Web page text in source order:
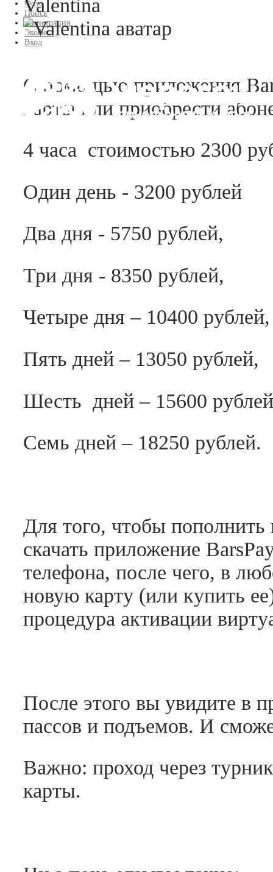
Фото
Поиск
Регистрация
Экофест
Вход
Valentina
С помощью приложения
карты или приобрести
4 часа стоимостью 2300
Один день - 3200 рублей
Два дня - 5750 рублей,
Три дня - 8350 рублей,
Четыре дня – 10400 рублей,
Пять дней – 13050 рублей,
Шесть дней – 15600
Семь дней – 18250 рублей.
Для того, чтобы
скачать приложение
телефона, после чего, в
новую карту (или купить
процедура активации
После этого вы увидите в
пассов и подъемов. И
Важно: проход через
карты.